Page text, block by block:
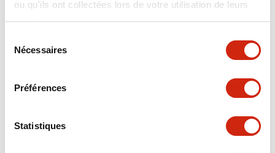
ou qu'ils ont collectées lors de votre utilisation de leurs
services.
Nécessaires
Préférences
Statistiques
Aesthetic Specifications
Electrical Specifications (rated illuminated